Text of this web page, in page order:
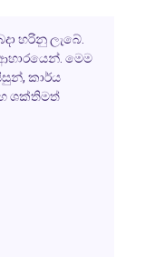
හරිනු ලැබේ.
මෙම
කාර්ය
ශක්තිමත්